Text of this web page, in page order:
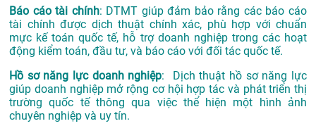
Báo cáo tài chính: DTMT giúp đảm bảo rằng các báo cáo
tài chính được dịch thuật chính xác, phù hợp với chuẩn
mực kế toán quốc tế, hỗ trợ doanh nghiệp trong các hoạt
động kiểm toán, đầu tư, và báo cáo với đối tác quốc tế.
Hồ sơ năng lực doanh nghiệp: Dịch thuật hồ sơ năng lực
giúp doanh nghiệp mở rộng cơ hội hợp tác và phát triển thị
trường quốc tế thông qua việc thể hiện một hình ảnh
chuyên nghiệp và uy tín.